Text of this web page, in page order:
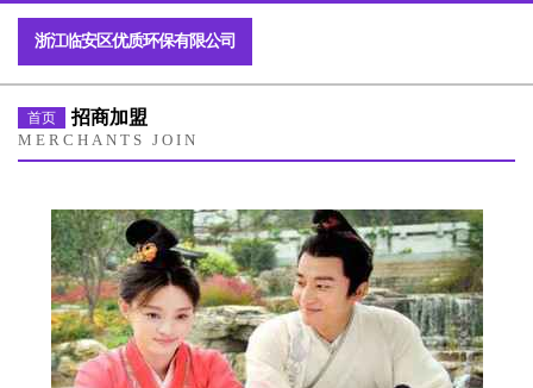
浙江临安区优质环保有限公司
首页 招商加盟
MERCHANTS JOIN